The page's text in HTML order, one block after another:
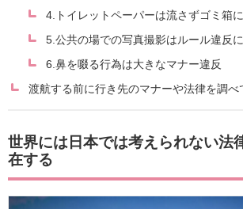
4.トイレットペーパーは流さずゴミ箱
5.公共の場での写真撮影はルール違反
6.鼻を啜る行為は大きなマナー違反
渡航する前に行き先のマナーや法律を調べ
世界には日本では考えられない法
在する